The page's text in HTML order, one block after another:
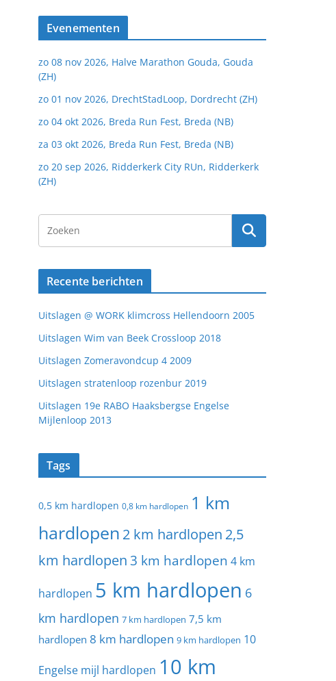
Evenementen
zo 08 nov 2026, Halve Marathon Gouda, Gouda
(ZH)
zo 01 nov 2026, DrechtStadLoop, Dordrecht (ZH)
zo 04 okt 2026, Breda Run Fest, Breda (NB)
za 03 okt 2026, Breda Run Fest, Breda (NB)
zo 20 sep 2026, Ridderkerk City RUn, Ridderkerk
(ZH)
Recente berichten
Uitslagen @ WORK klimcross Hellendoorn 2005
Uitslagen Wim van Beek Crossloop 2018
Uitslagen Zomeravondcup 4 2009
Uitslagen stratenloop rozenbur 2019
Uitslagen 19e RABO Haaksbergse Engelse
Mijlenloop 2013
Tags
0,5 km hardlopen 0,8 km hardlopen 1 km
hardlopen 2 km hardlopen 2,5
km hardlopen 3 km hardlopen 4 km
hardlopen 5 km hardlopen 6
km hardlopen 7 km hardlopen 7,5 km
hardlopen 8 km hardlopen 9 km hardlopen 10
Engelse mijl hardlopen 10 km